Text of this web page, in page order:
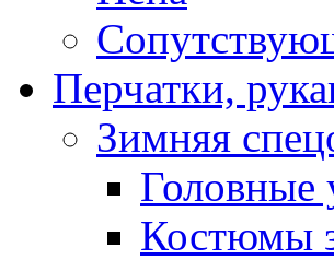
Перчатки,
Зимняя
Головные
Костюмы